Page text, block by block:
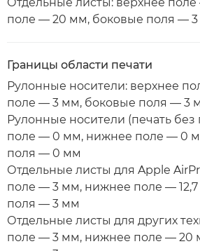
поле — 20 мм, боковые поля —
Границы области печати
Рулонные носители: верхнее
поле — 3 мм, боковые поля — 3
Рулонные носители (печать без
поле — 0 мм, нижнее поле — 0
поля — 0 мм
Отдельные листы для Apple
поле — 3 мм, нижнее поле —
поля — 3 мм
Отдельные листы для других
поле — 3 мм, нижнее поле — 20